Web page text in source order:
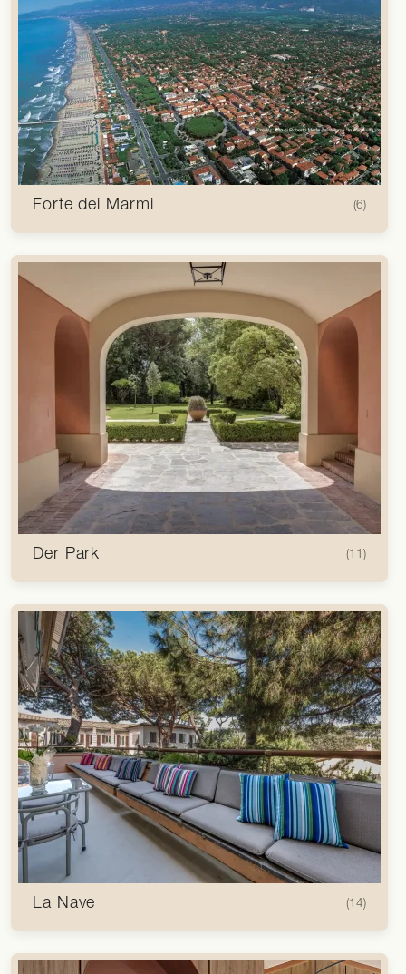
Forte dei Marmi (6)
Der Park (11)
La Nave (14)